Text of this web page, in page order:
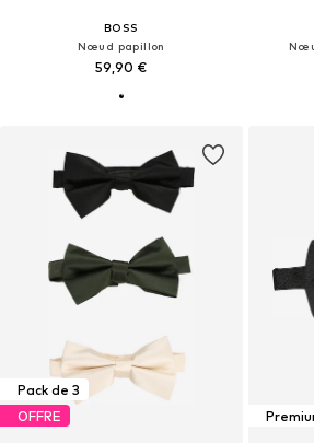
BOSS
Nœud papillon
59,90 €
Pack de 3
OFFRE